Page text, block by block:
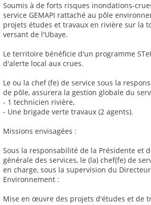
Soumis à de forts risques inondations-
service GEMAPI rattaché au pôle
projets études et travaux en rivière sur la
versant de l'Ubaye.
Le territoire bénéficie d'un programme
d'alerte local aux crues.
Le ou la chef (fe) de service sous la
de pôle, assurera la gestion globale du
- 1 technicien rivière,
- Une brigade verte travaux (2 agents).
Missions envisagées :
Sous la responsabilité de la Présidente et
générale des services, le (la) chef(fe) de
en charge, sous la supervision du
Environnement :
Mise en œuvre des projets d'études et de